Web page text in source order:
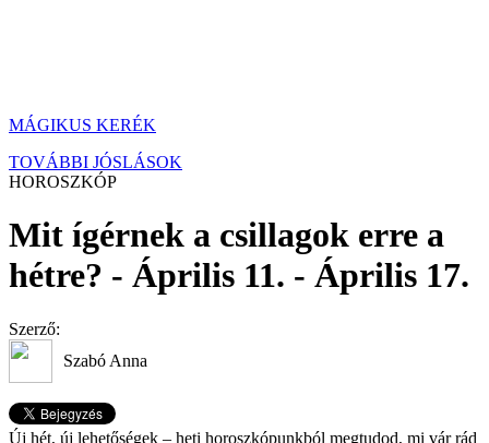
MÁGIKUS KERÉK
TOVÁBBI JÓSLÁSOK
HOROSZKÓP
Mit ígérnek a csillagok erre a
hétre? - Április 11. - Április 17.
Szerző:
Szabó Anna
Új hét, új lehetőségek – heti horoszkópunkból megtudod, mi vár rád